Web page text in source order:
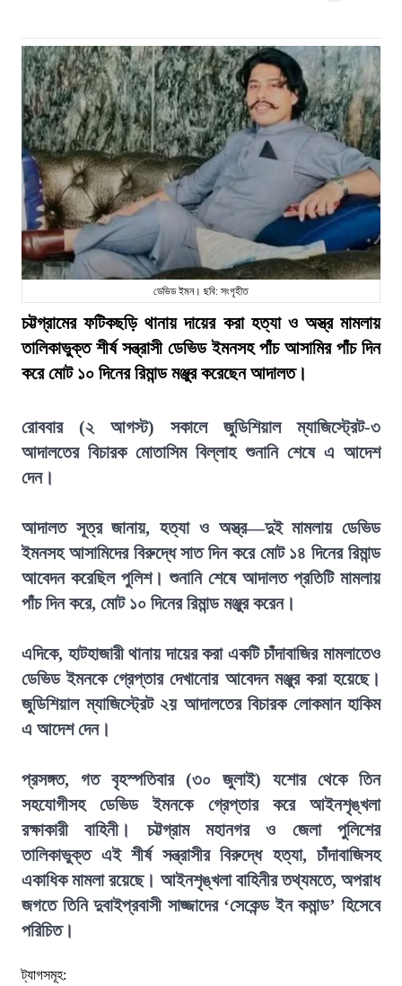
ডেভিড ইমন। ছবি: সংগৃহীত
চট্টগ্রামের ফটিকছড়ি থানায় দায়ের করা হত্যা ও অস্ত্র মামলায়
তালিকাভুক্ত শীর্ষ সন্ত্রাসী ডেভিড ইমনসহ পাঁচ আসামির পাঁচ দিন
করে মোট ১০ দিনের রিমান্ড মঞ্জুর করেছেন আদালত।
রোববার (২ আগস্ট) সকালে জুডিশিয়াল ম্যাজিস্ট্রেট-৩
আদালতের বিচারক মোতাসিম বিল্লাহ শুনানি শেষে এ আদেশ
দেন।
আদালত সূত্র জানায়, হত্যা ও অস্ত্র—দুই মামলায় ডেভিড
ইমনসহ আসামিদের বিরুদ্ধে সাত দিন করে মোট ১৪ দিনের রিমান্ড
আবেদন করেছিল পুলিশ। শুনানি শেষে আদালত প্রতিটি মামলায়
পাঁচ দিন করে, মোট ১০ দিনের রিমান্ড মঞ্জুর করেন।
এদিকে, হাটহাজারী থানায় দায়ের করা একটি চাঁদাবাজির মামলাতেও
ডেভিড ইমনকে গ্রেপ্তার দেখানোর আবেদন মঞ্জুর করা হয়েছে।
জুডিশিয়াল ম্যাজিস্ট্রেট ২য় আদালতের বিচারক লোকমান হাকিম
এ আদেশ দেন।
প্রসঙ্গত, গত বৃহস্পতিবার (৩০ জুলাই) যশোর থেকে তিন
সহযোগীসহ ডেভিড ইমনকে গ্রেপ্তার করে আইনশৃঙ্খলা
রক্ষাকারী বাহিনী। চট্টগ্রাম মহানগর ও জেলা পুলিশের
তালিকাভুক্ত এই শীর্ষ সন্ত্রাসীর বিরুদ্ধে হত্যা, চাঁদাবাজিসহ
একাধিক মামলা রয়েছে। আইনশৃঙ্খলা বাহিনীর তথ্যমতে, অপরাধ
জগতে তিনি দুবাইপ্রবাসী সাজ্জাদের ‘সেকেন্ড ইন কমান্ড’ হিসেবে
পরিচিত।
ট্যাগসমূহ: